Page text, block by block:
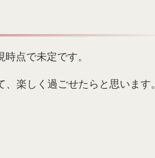
点で未定です。
楽しく過ごせたらと思います。